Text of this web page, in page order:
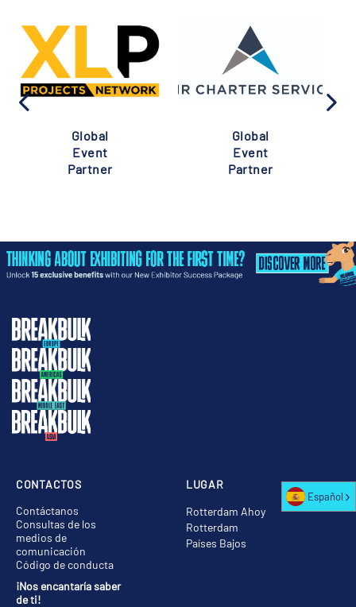
Global
Event
Partner
Global
Event
Partner
LUGAR
Rotterdam Ahoy
Rotterdam
Países Bajos
CONTACTOS
Contáctanos
Consultas de los
medios de
comunicación
Código de conducta
¡Nos encantaría saber
de ti!
Español